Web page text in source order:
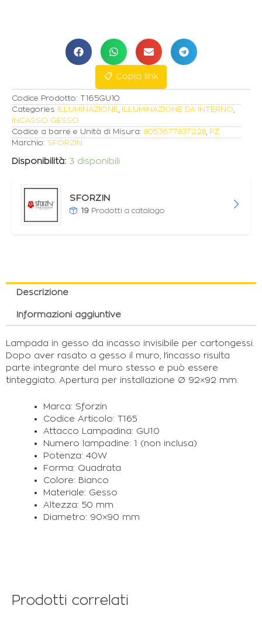
PORTALAMPADA
📋 Copia link
Codice Prodotto: T165GU10
Categories
ILLUMINAZIONE, ILLUMINAZIONE DA INTERNO,
INCASSO GESSO
Codice a barre e Unità di Misura: 8053677837228, PZ
Marchio: SFORZIN
Disponibilità: 3 disponibili
SFORZIN
19 Prodotti a catalogo
Descrizione
Informazioni aggiuntive
Lampada in gesso da incasso invisibile per cartongessi.
Dopo aver rasato a gesso il muro, l’incasso risulta
parte integrante del muro stesso e può essere
tinteggiato. Apertura per installazione Ø 92×92 mm.
Marca: Sforzin
Codice Articolo: T165
Attacco Lampadina: GU10
Numero lampadine: 1 (non inclusa)
Potenza: 40W
Forma: Quadrata
Colore: Bianco
Materiale: Gesso
Altezza: 50 mm
Diametro: 90×90 mm
Prodotti correlati